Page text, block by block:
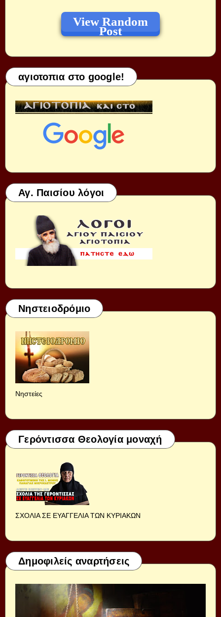
View Random
Post
αγιοτοπια στο google!
Αγ. Παισίου λόγοι
Νηστειοδρόμιο
Νηστείες
Γερόντισσα Θεολογία μοναχή
ΣΧΟΛΙΑ ΣΕ ΕΥΑΓΓΕΛΙΑ ΤΩΝ ΚΥΡΙΑΚΩΝ
Δημοφιλείς αναρτήσεις